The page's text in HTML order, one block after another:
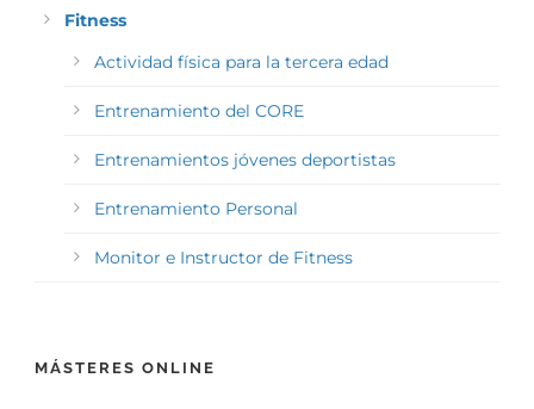
Fitness
Actividad física para la tercera edad
Entrenamiento del CORE
Entrenamientos jóvenes deportistas
Entrenamiento Personal
Monitor e Instructor de Fitness
MÁSTERES ONLINE